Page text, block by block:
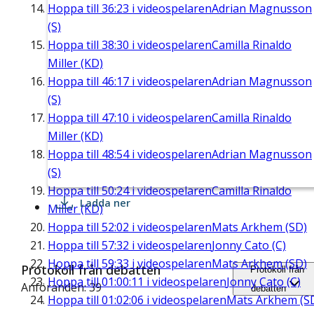
Hoppa till 36:23 i videospelarenAdrian Magnusson
(S)
Hoppa till 38:30 i videospelarenCamilla Rinaldo
Miller (KD)
Hoppa till 46:17 i videospelarenAdrian Magnusson
(S)
Hoppa till 47:10 i videospelarenCamilla Rinaldo
Miller (KD)
Hoppa till 48:54i videospelarenAdrian Magnusson
(S)
Hoppa till50:24i videospelarenCamilla Rinaldo
Miller (KD)
Hoppa till 52:02 i videospelarenMats Arkhem (SD)
Hoppa till 57:32 i videospelarenJonny Cato (C)
Hoppa till 59:33 i videospelarenMats Arkhem (SD)
Hoppa till01:00:11 i videospelarenJonny Cato (C)
Hoppa till 01:02:06 i videospelarenMats Arkhem
Ladda ner
Protokoll från debatten
Anföranden: 39
Protokoll från
debatten